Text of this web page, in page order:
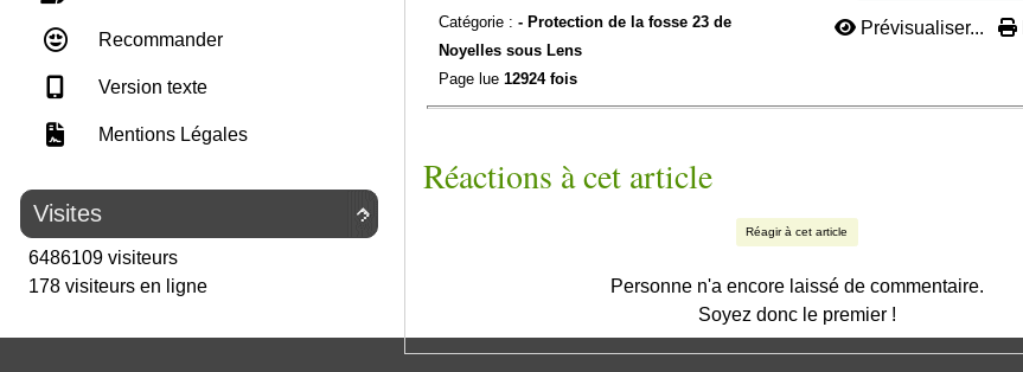
Recommander
Version texte
Mentions Légales

Visites
6486109 visiteurs
178 visiteurs en ligne
Catégorie : - Protection de la fosse 23 de
Noyelles sous Lens
Page lue 12924 fois
Prévisualiser...
Réactions à cet article
Réagir à cet article
Personne n'a encore laissé de commentaire.
Soyez donc le premier !